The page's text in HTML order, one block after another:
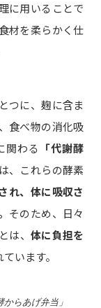
に用いることで
材を柔らかく仕
つに、麹に含ま
食べ物の消化吸
関わる
「代謝酵
、これらの酵素
れ、体に吸収さ
そのため、日々
、 体に負担を
います。
らあげ弁当」